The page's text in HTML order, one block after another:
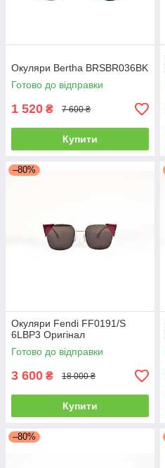
Окуляри Bertha BRSBR036BK
Готово до відправки
1 520 ₴ 7 600 ₴
Купити
–80%
Окуляри Fendi FF0191/S
6LBP3 Оригінал
Готово до відправки
3 600 ₴ 18 000 ₴
Купити
–80%